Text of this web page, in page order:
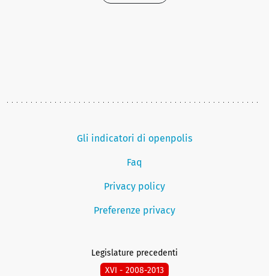
Gli indicatori di openpolis
Faq
Privacy policy
Preferenze privacy
Legislature precedenti
XVI - 2008-2013